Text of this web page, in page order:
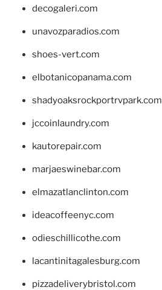
decogaleri.com
unavozparadios.com
shoes-vert.com
elbotanicopanama.com
shadyoaksrockportrvpark.com
jccoinlaundry.com
kautorepair.com
marjaeswinebar.com
elmazatlanclinton.com
ideacoffeenyc.com
odieschillicothe.com
lacantinitagalesburg.com
pizzadeliverybristol.com